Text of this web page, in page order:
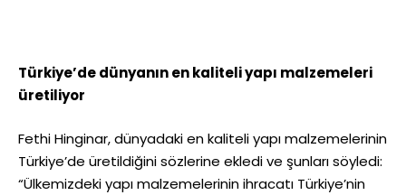
Türkiye’de dünyanın en kaliteli yapı malzemeleri
üretiliyor
Fethi Hinginar, dünyadaki en kaliteli yapı malzemelerinin
Türkiye’de üretildiğini sözlerine ekledi ve şunları söyledi:
“Ülkemizdeki yapı malzemelerinin ihracatı Türkiye’nin